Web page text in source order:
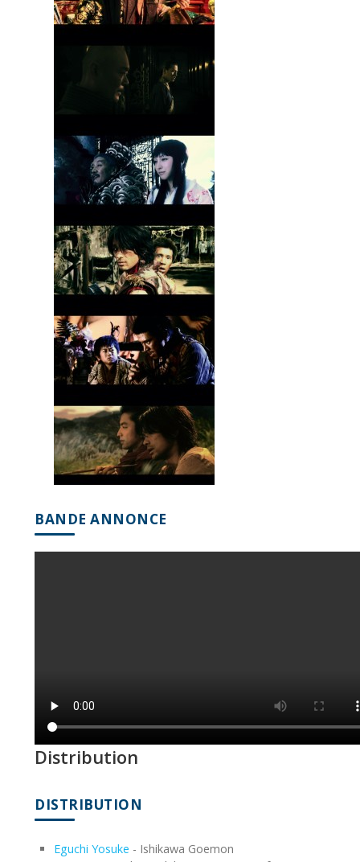
BANDE ANNONCE
Distribution
DISTRIBUTION
Eguchi Yosuke - Ishikawa Goemon